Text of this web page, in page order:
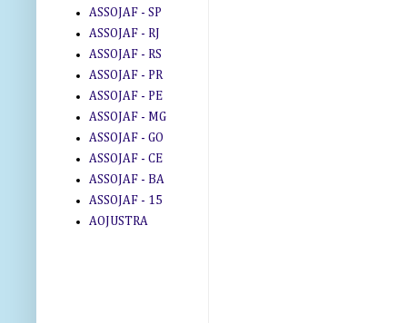
ASSOJAF - SP
ASSOJAF - RJ
ASSOJAF - RS
ASSOJAF - PR
ASSOJAF - PE
ASSOJAF - MG
ASSOJAF - GO
ASSOJAF - CE
ASSOJAF - BA
ASSOJAF - 15
AOJUSTRA